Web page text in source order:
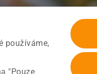
používáme,
"Pouze